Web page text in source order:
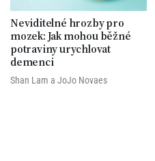
Neviditelné hrozby pro
mozek: Jak mohou běžné
potraviny urychlovat
demenci
Shan Lam a JoJo Novaes